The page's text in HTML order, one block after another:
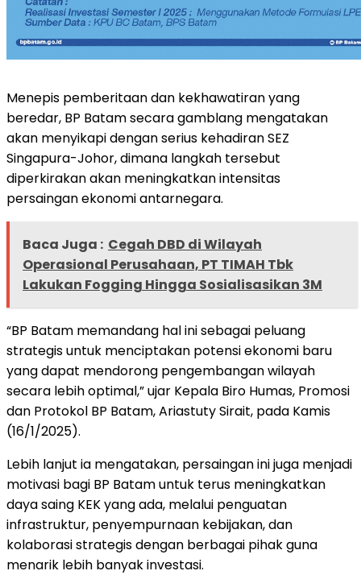
Menepis pemberitaan dan kekhawatiran yang
beredar, BP Batam secara gamblang mengatakan
akan menyikapi dengan serius kehadiran SEZ
Singapura-Johor, dimana langkah tersebut
diperkirakan akan meningkatkan intensitas
persaingan ekonomi antarnegara.
Baca Juga : Cegah DBD di Wilayah
Operasional Perusahaan, PT TIMAH Tbk
Lakukan Fogging Hingga Sosialisasikan 3M
“BP Batam memandang hal ini sebagai peluang
strategis untuk menciptakan potensi ekonomi baru
yang dapat mendorong pengembangan wilayah
secara lebih optimal,” ujar Kepala Biro Humas, Promosi
dan Protokol BP Batam, Ariastuty Sirait, pada Kamis
(16/1/2025).
Lebih lanjut ia mengatakan, persaingan ini juga menjadi
motivasi bagi BP Batam untuk terus meningkatkan
daya saing KEK yang ada, melalui penguatan
infrastruktur, penyempurnaan kebijakan, dan
kolaborasi strategis dengan berbagai pihak guna
menarik lebih banyak investasi.